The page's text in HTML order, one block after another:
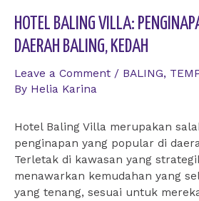
HOTEL BALING VILLA:
DAERAH BALING, KEDAH
Leave a Comment / BALING,
By Helia Karina
Hotel Baling Villa merupakan
penginapan yang popular di
Terletak di kawasan yang
menawarkan kemudahan yang
yang tenang, sesuai untuk